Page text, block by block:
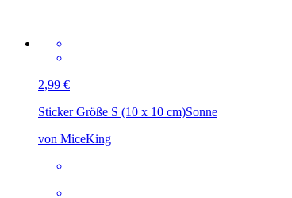
2,99 €
Sticker Größe S (10 x 10 cm)Sonne
von MiceKing